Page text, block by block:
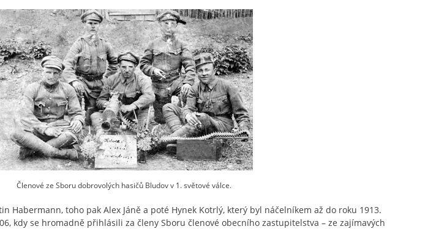
Členové ze Sboru dobrovolých hasičů Bludov v 1. světové válce.
Habermann, toho pak Alex Jáně a poté Hynek Kotrlý, který byl náčelníkem až do roku 1913.
kdy se hromadně přihlásili za členy Sboru členové obecního zastupitelstva – ze zajímavých